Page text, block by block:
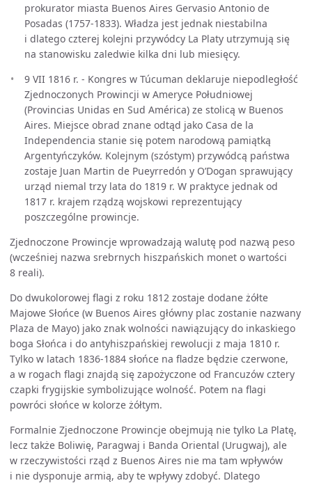
prokurator miasta Buenos Aires Gervasio Antonio de
Posadas (1757-1833). Władza jest jednak niestabilna
i dlatego czterej kolejni przywódcy La Platy utrzymują się
na stanowisku zaledwie kilka dni lub miesięcy.
9 VII 1816 r. - Kongres w Túcuman deklaruje niepodległość
Zjednoczonych Prowincji w Ameryce Południowej
(Provincias Unidas en Sud América) ze stolicą w Buenos
Aires. Miejsce obrad znane odtąd jako Casa de la
Independencia stanie się potem narodową pamiątką
Argentyńczyków. Kolejnym (szóstym) przywódcą państwa
zostaje Juan Martin de Pueyrredón y O’Dogan sprawujący
urząd niemal trzy lata do 1819 r. W praktyce jednak od
1817 r. krajem rządzą wojskowi reprezentujący
poszczególne prowincje.
Zjednoczone Prowincje wprowadzają walutę pod nazwą peso
(wcześniej nazwa srebrnych hiszpańskich monet o wartości
8 reali).
Do dwukolorowej flagi z roku 1812 zostaje dodane żółte
Majowe Słońce (w Buenos Aires główny plac zostanie nazwany
Plaza de Mayo) jako znak wolności nawiązujący do inkaskiego
boga Słońca i do antyhiszpańskiej rewolucji z maja 1810 r.
Tylko w latach 1836-1884 słońce na fladze będzie czerwone,
a w rogach flagi znajdą się zapożyczone od Francuzów cztery
czapki frygijskie symbolizujące wolność. Potem na flagi
powróci słońce w kolorze żółtym.
Formalnie Zjednoczone Prowincje obejmują nie tylko La Platę,
lecz także Boliwię, Paragwaj i Banda Oriental (Urugwaj), ale
w rzeczywistości rząd z Buenos Aires nie ma tam wpływów
i nie dysponuje armią, aby te wpływy zdobyć. Dlatego